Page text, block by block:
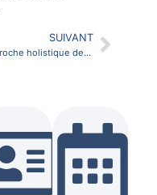
SUIVANT
L’approche holistique des granules informés : soigner l’être dans sa globalité